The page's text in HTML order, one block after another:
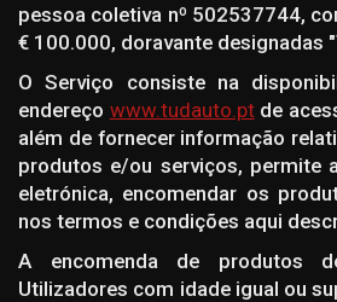
pessoa coletiva nº 502537744,
€ 100.000, doravante designadas
O Serviço consiste na
endereço www.tudauto.ptde
além de fornecer informação
produtos e/ou serviços, permite
eletrónica, encomendar os
nos termos e condições aqui
A encomenda de produtos
Utilizadores com idade igual ou